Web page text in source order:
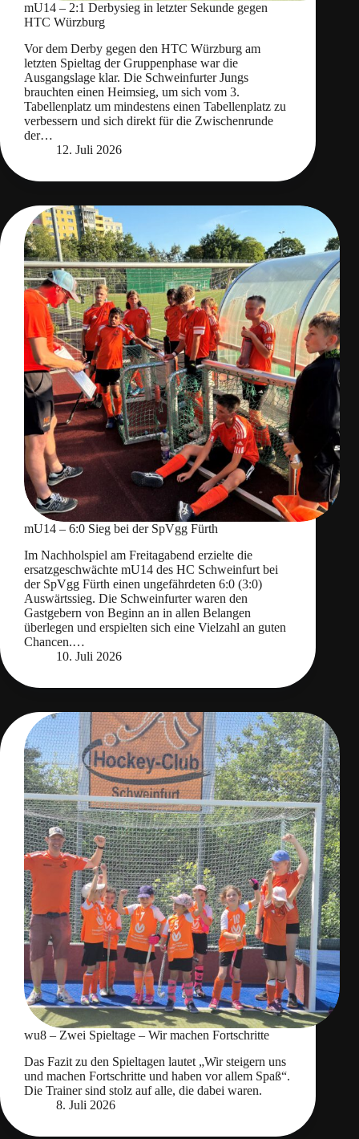
mU14 – 2:1 Derbysieg in letzter Sekunde gegen
HTC Würzburg
Vor dem Derby gegen den HTC Würzburg am
letzten Spieltag der Gruppenphase war die
Ausgangslage klar. Die Schweinfurter Jungs
brauchten einen Heimsieg, um sich vom 3.
Tabellenplatz um mindestens einen Tabellenplatz zu
verbessern und sich direkt für die Zwischenrunde
der…
12. Juli 2026
mU14 – 6:0 Sieg bei der SpVgg Fürth
Im Nachholspiel am Freitagabend erzielte die
ersatzgeschwächte mU14 des HC Schweinfurt bei
der SpVgg Fürth einen ungefährdeten 6:0 (3:0)
Auswärtssieg. Die Schweinfurter waren den
Gastgebern von Beginn an in allen Belangen
überlegen und erspielten sich eine Vielzahl an guten
Chancen.…
10. Juli 2026
wu8 – Zwei Spieltage – Wir machen Fortschritte
Das Fazit zu den Spieltagen lautet „Wir steigern uns
und machen Fortschritte und haben vor allem Spaß“.
Die Trainer sind stolz auf alle, die dabei waren.
8. Juli 2026